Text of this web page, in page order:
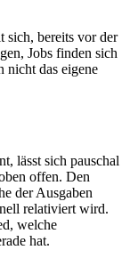
sich, bereits vor der
Jobs finden sich
nicht das eigene
lässt sich pauschal
offen. Den
der Ausgaben
relativiert wird.
welche
hat.